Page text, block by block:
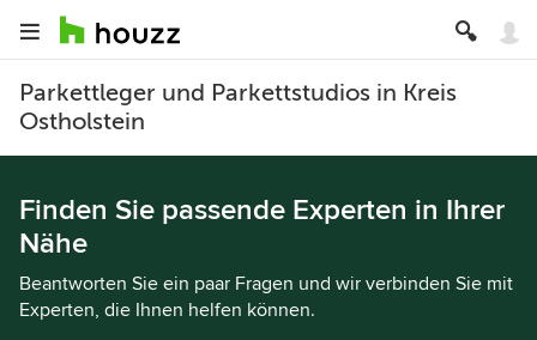
Parkettleger und Parkettstudios in Kreis
Ostholstein
Finden Sie passende Experten in Ihrer
Nähe
Beantworten Sie ein paar Fragen und wir verbinden Sie mit
Experten, die Ihnen helfen können.